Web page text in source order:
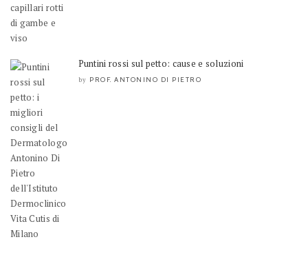
Puntini rossi sul petto: cause e soluzioni
by PROF. ANTONINO DI PIETRO